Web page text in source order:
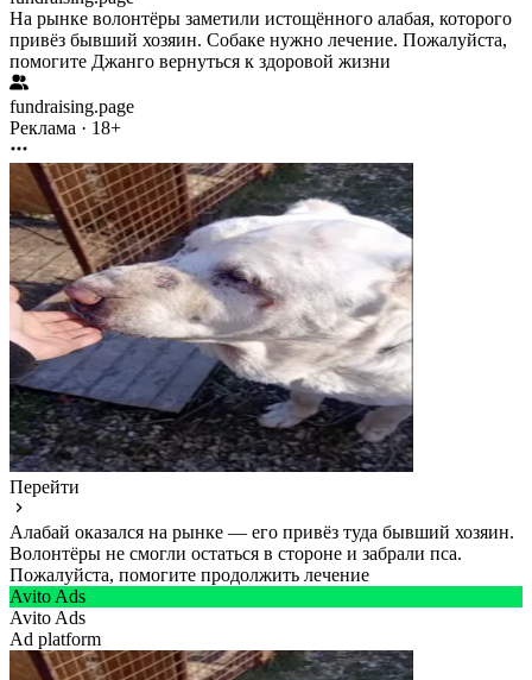
На рынке волонтёры заметили истощённого алабая, которого
привёз бывший хозяин. Собаке нужно лечение. Пожалуйста,
помогите Джанго вернуться к здоровой жизни
fundraising.page
Реклама · 18+
Перейти
Алабай оказался на рынке — его привёз туда бывший хозяин.
Волонтёры не смогли остаться в стороне и забрали пса.
Пожалуйста, помогите продолжить лечение
Avito Ads
Avito Ads
Ad platform